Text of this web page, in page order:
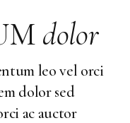
dolor
leo vel orci
dolor sed
ac auctor